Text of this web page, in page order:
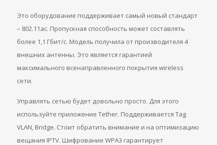
Это оборудование поддерживает самый новый стандарт
– 802.11ас. Пропускная способность может составлять
более 1,1 Гбит/с. Модель получила от производителя 4
внешних антенны. Это является гарантией
максимального всенаправленного покрытия wireless
сети.
Управлять сетью будет довольно просто. Для этого
используйте приложение Tether. Поддерживается Tag
VLAN, Bridge. Стоит обратить внимание и на оптимизацию
вещания IPTV. Шифрование WPA3 гарантирует